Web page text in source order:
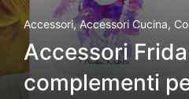
Accessori,Accessori Cucina,
Accessori
complementi